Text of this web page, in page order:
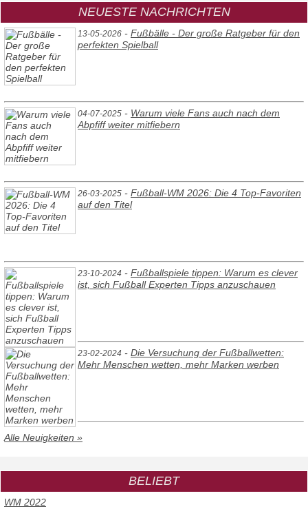
NEUESTE NACHRICHTEN
13-05-2026 - Fußbälle - Der große Ratgeber für den
perfekten Spielball
04-07-2025 - Warum viele Fans auch nach dem
Abpfiff weiter mitfiebern
26-03-2025 - Fußball-WM 2026: Die 4 Top-Favoriten
auf den Titel
23-10-2024 - Fußballspiele tippen: Warum es clever
ist, sich Fußball Experten Tipps anzuschauen
23-02-2024 - Die Versuchung der Fußballwetten:
Mehr Menschen wetten, mehr Marken werben
Alle Neuigkeiten »
BELIEBT
WM 2022